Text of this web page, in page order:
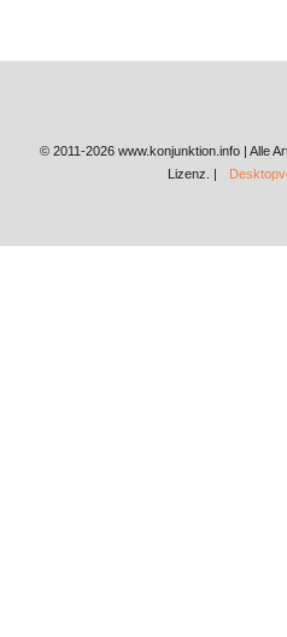
© 2011-2026 www.konjunktion.info | Alle
Lizenz. |